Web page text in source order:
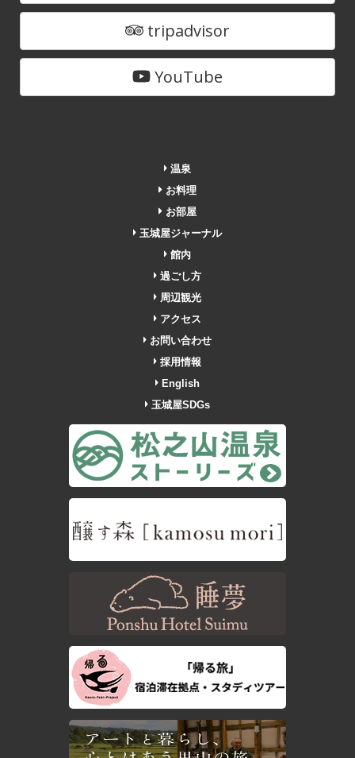
tripadvisor
YouTube
温泉
お料理
お部屋
玉城屋ジャーナル
館内
過ごし方
周辺観光
アクセス
お問い合わせ
採用情報
English
玉城屋SDGs